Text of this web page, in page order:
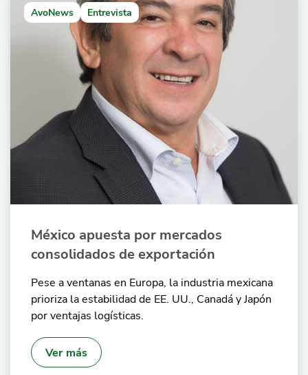
AvoNews Entrevista
México apuesta por mercados
consolidados de exportación
Pese a ventanas en Europa, la industria mexicana
prioriza la estabilidad de EE. UU., Canadá y Japón
por ventajas logísticas.
Ver más